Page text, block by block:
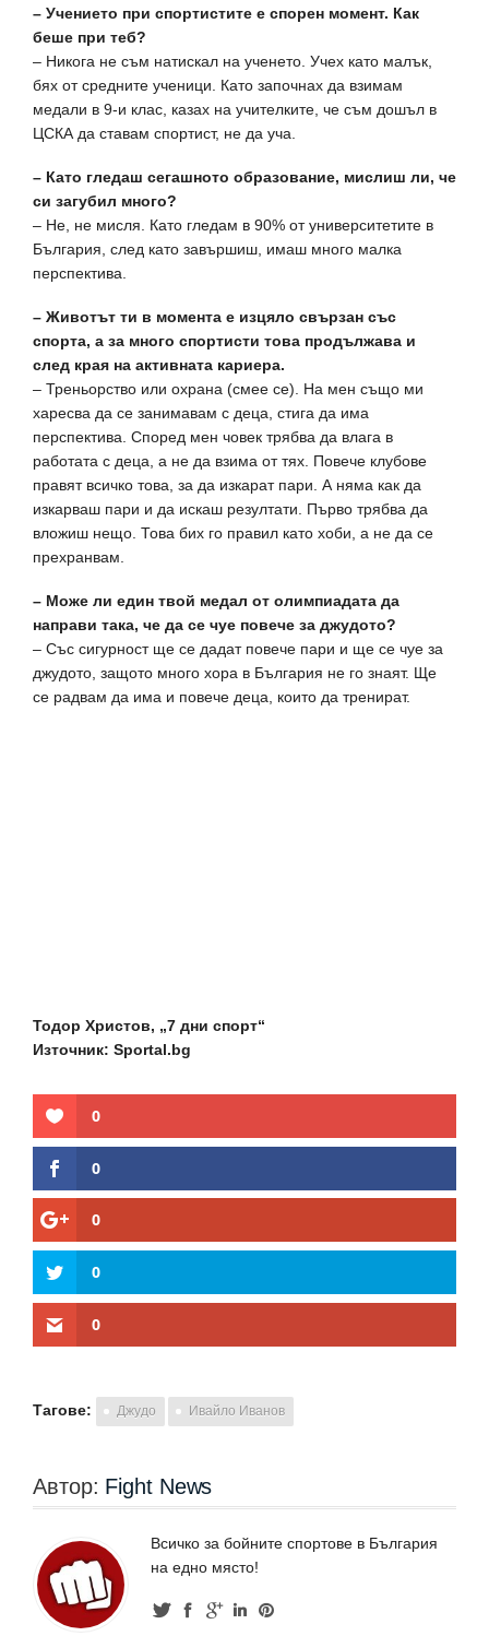
– Учението при спортистите е спорен момент. Как
беше при теб?
– Никога не съм натискал на ученето. Учех като малък,
бях от средните ученици. Като започнах да взимам
медали в 9-и клас, казах на учителките, че съм дошъл в
ЦСКА да ставам спортист, не да уча.
– Като гледаш сегашното образование, мислиш ли, че
си загубил много?
– Не, не мисля. Като гледам в 90% от университетите в
България, след като завършиш, имаш много малка
перспектива.
– Животът ти в момента е изцяло свързан със
спорта, а за много спортисти това продължава и
след края на активната кариера.
– Треньорство или охрана (смее се). На мен също ми
харесва да се занимавам с деца, стига да има
перспектива. Според мен човек трябва да влага в
работата с деца, а не да взима от тях. Повече клубове
правят всичко това, за да изкарат пари. А няма как да
изкарваш пари и да искаш резултати. Първо трябва да
вложиш нещо. Това бих го правил като хоби, а не да се
прехранвам.
– Може ли един твой медал от олимпиадата да
направи така, че да се чуе повече за джудото?
– Със сигурност ще се дадат повече пари и ще се чуе за
джудото, защото много хора в България не го знаят. Ще
се радвам да има и повече деца, които да тренират.
Тодор Христов, „7 дни спорт“
Източник: Sportal.bg
0
0
0
0
0
Тагове: Джудо Ивайло Иванов
Автор: Fight News
Всичко за бойните спортове в България
на едно място!